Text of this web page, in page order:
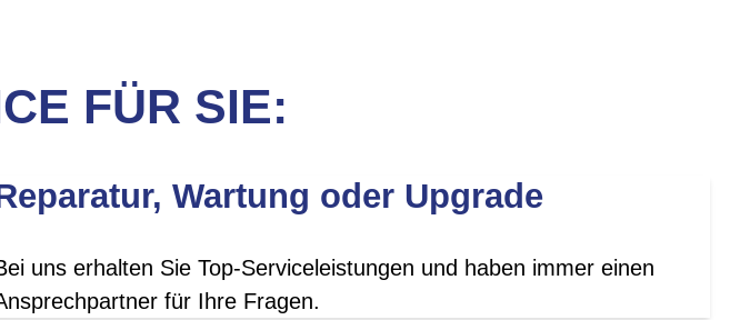
FÜR SIE:
Wartung oder Upgrade
uns erhalten Sie Top-Serviceleistungen und haben immer einen
für Ihre Fragen.